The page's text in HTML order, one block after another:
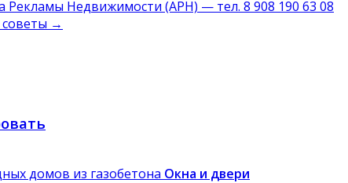
Рекламы Недвижимости (АРН) — тел. 8 908 190 63 08
→
Окна и двери